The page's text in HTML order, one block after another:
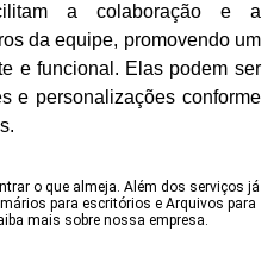
a colaboração e a
da equipe, promovendo um
e funcional. Elas podem ser
e personalizações conforme
o que almeja. Além dos serviços já
para escritórios e Arquivos para
mais sobre nossa empresa.